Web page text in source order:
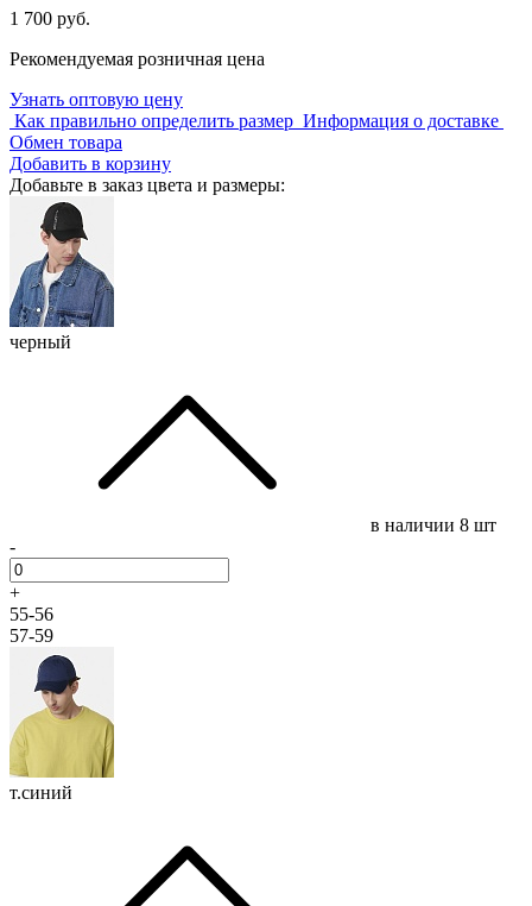
1 700 руб.
Рекомендуемая розничная цена
Узнать оптовую цену
Как правильно определить размер Информация о доставке
Обмен товара
Добавить в корзину
Добавьте в заказ цвета и размеры:
черный
в наличии 8 шт
-
+
55-56
57-59
т.синий